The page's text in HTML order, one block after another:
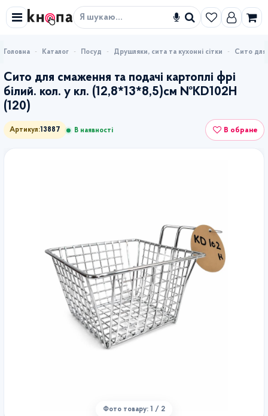
Знайти
Каталог Посуд Друшляки, сита та кухонні сітки Сито для
Сито для смаження та подачі картоплі фрі
білий. кол. у кл. (12,8*13*8,5)см №KD102H
(120)
Артикул: 13887 В наявності В обране
Фото товару: 1 / 2